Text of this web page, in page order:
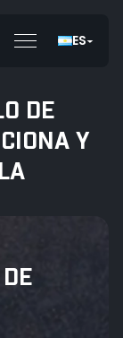
ES
DE
Y